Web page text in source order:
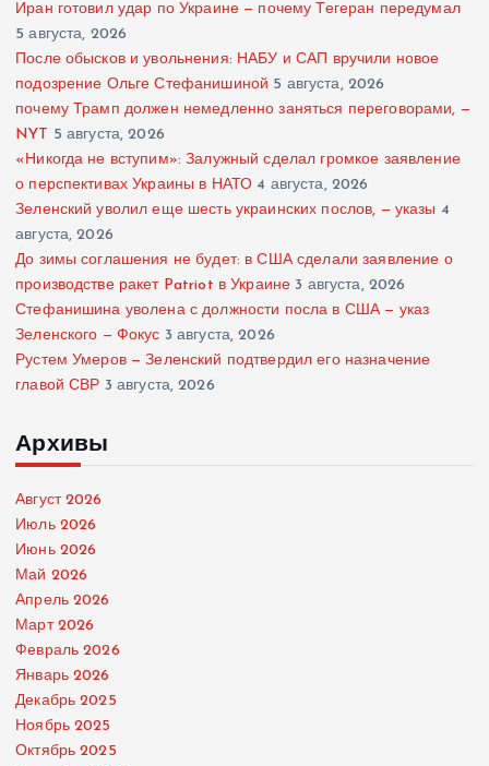
Иран готовил удар по Украине — почему Тегеран передумал
5 августа, 2026
После обысков и увольнения: НАБУ и САП вручили новое
подозрение Ольге Стефанишиной 5 августа, 2026
почему Трамп должен немедленно заняться переговорами, —
NYT 5 августа, 2026
«Никогда не вступим»: Залужный сделал громкое заявление
о перспективах Украины в НАТО 4 августа, 2026
Зеленский уволил еще шесть украинских послов, — указы 4
августа, 2026
До зимы соглашения не будет: в США сделали заявление о
производстве ракет Patriot в Украине 3 августа, 2026
Стефанишина уволена с должности посла в США — указ
Зеленского — Фокус 3 августа, 2026
Рустем Умеров — Зеленский подтвердил его назначение
главой СВР 3 августа, 2026
Архивы
Август 2026
Июль 2026
Июнь 2026
Май 2026
Апрель 2026
Март 2026
Февраль 2026
Январь 2026
Декабрь 2025
Ноябрь 2025
Октябрь 2025